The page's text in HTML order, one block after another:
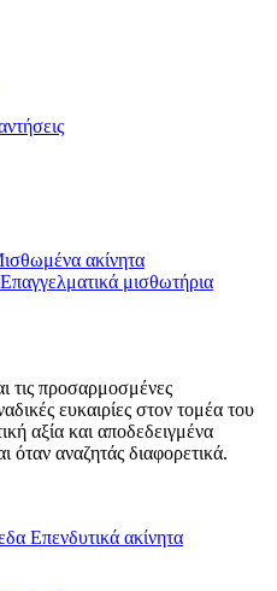
ακίνητα
Επαγγελματικά μισθωτήρια
τις προσαρμοσμένες
ευκαιρίες στον τομέα του
αξία και αποδεδειγμένα
όταν αναζητάς διαφορετικά.
Επενδυτικά ακίνητα